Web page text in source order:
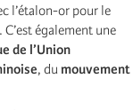
l’étalon-or pour le
également une
de l’Union
, du mouvement